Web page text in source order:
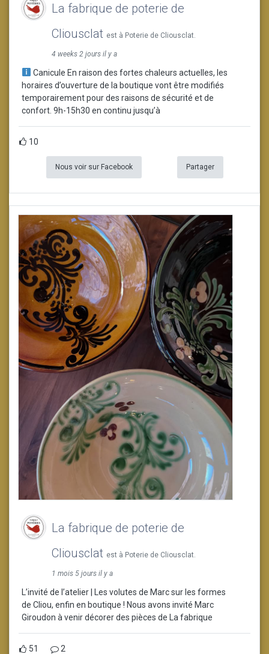
La fabrique de poterie de
Cliousclat est à Poterie de Cliousclat.
4 weeks 2 jours il y a
Canicule En raison des fortes chaleurs actuelles, les
horaires d’ouverture de la boutique vont être modifiés
temporairement pour des raisons de sécurité et de
confort. 9h-15h30 en continu jusqu’à
10
Nous voir sur Facebook Partager
La fabrique de poterie de
Cliousclat est à Poterie de Cliousclat.
1 mois 5 jours il y a
L’invité de l’atelier | Les volutes de Marc sur les formes
de Cliou, enfin en boutique ! Nous avons invité Marc
Giroudon à venir décorer des pièces de La fabrique
51 2